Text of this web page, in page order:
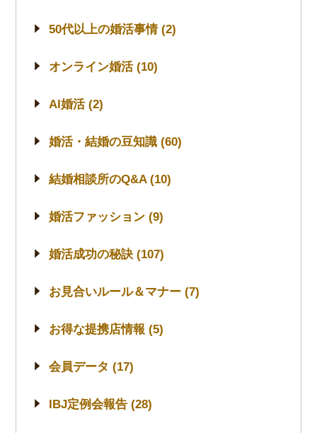
50代以上の婚活事情 (2)
オンライン婚活 (10)
AI婚活 (2)
婚活・結婚の豆知識 (60)
結婚相談所のQ&A (10)
婚活ファッション (9)
婚活成功の秘訣 (107)
お見合いルール＆マナー (7)
お得な提携店情報 (5)
会員データ (17)
IBJ定例会報告 (28)